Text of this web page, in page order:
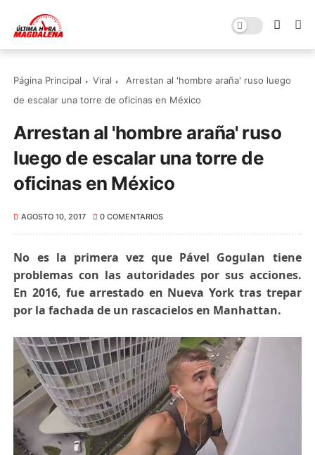
Página Principal Viral
Arrestan al 'hombre araña' ruso luego
de escalar una torre de oficinas en México
Arrestan al 'hombre araña' ruso
luego de escalar una torre de
oficinas en México
AGOSTO 10, 2017 0 COMENTARIOS
No es la primera vez que Pável Gogulan tiene
problemas con las autoridades por sus acciones.
En 2016, fue arrestado en Nueva York tras trepar
por la fachada de un rascacielos en Manhattan.